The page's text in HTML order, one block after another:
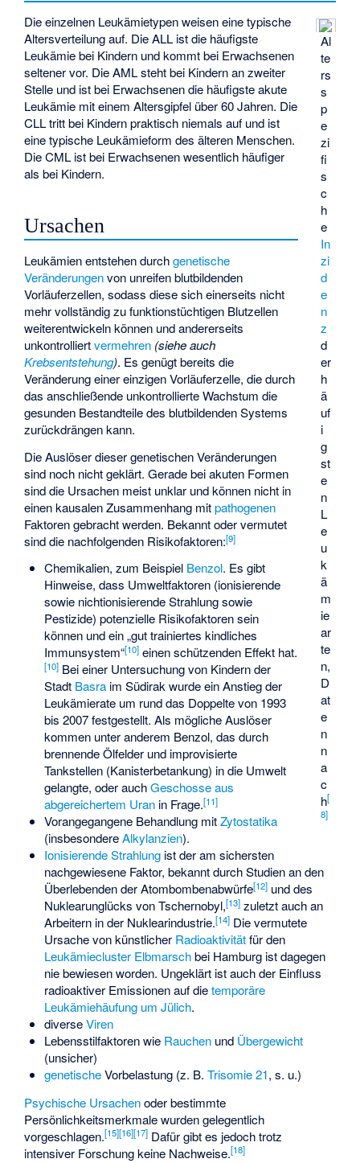
Al
te
rs
s
p
e
zi
fi
s
c
h
e
In
zi
d
e
n
z
d
er
h
ä
uf
i
g
st
e
n
L
e
u
k
ä
m
ie
ar
te
n,
D
at
e
n
n
a
c
h[
8]
Die einzelnen Leukämietypen weisen eine typische
Altersverteilung auf. Die ALL ist die häufigste
Leukämie bei Kindern und kommt bei Erwachsenen
seltener vor. Die AML steht bei Kindern an zweiter
Stelle und ist bei Erwachsenen die häufigste akute
Leukämie mit einem Altersgipfel über 60 Jahren. Die
CLL tritt bei Kindern praktisch niemals auf und ist
eine typische Leukämieform des älteren Menschen.
Die CML ist bei Erwachsenen wesentlich häufiger
als bei Kindern.
Ursachen
Leukämien entstehen durchgenetische
Veränderungenvon unreifen blutbildenden
Vorläuferzellen, sodass diese sich einerseits nicht
mehr vollständig zu funktionstüchtigen Blutzellen
weiterentwickeln können und andererseits
unkontrolliertvermehren (siehe auch
Krebsentstehung). Es genügt bereits die
Veränderung einer einzigen Vorläuferzelle, die durch
das anschließende unkontrollierte Wachstum die
gesunden Bestandteile des blutbildenden Systems
zurückdrängen kann.
Die Auslöser dieser genetischen Veränderungen
sind noch nicht geklärt. Gerade bei akuten Formen
sind die Ursachen meist unklar und können nicht in
einen kausalen Zusammenhang mitpathogenen
Faktoren gebracht werden. Bekannt oder vermutet
sind die nachfolgenden Risikofaktoren:[9]
Chemikalien, zum Beispiel Benzol. Es gibt
Hinweise, dass Umweltfaktoren (ionisierende
sowie nichtionisierende Strahlung sowie
Pestizide) potenzielle Risikofaktoren sein
können und ein „gut trainiertes kindliches
Immunsystem“[10]einen schützenden Effekt hat.
[10]Bei einer Untersuchung von Kindern der
Stadt Basraim Südirak wurde ein Anstieg der
Leukämierate um rund das Doppelte von 1993
bis 2007 festgestellt. Als mögliche Auslöser
kommen unter anderem Benzol, das durch
brennende Ölfelder und improvisierte
Tankstellen (Kanisterbetankung) in die Umwelt
gelangte, oder auchGeschosse aus
abgereichertem Uranin Frage.[11]
Vorangegangene Behandlung mitZytostatika
(insbesondereAlkylanzien).
Ionisierende Strahlungist der am sichersten
nachgewiesene Faktor, bekannt durch Studien an den
Überlebenden der Atombombenabwürfe[12]und des
Nuklearunglücks von Tschernobyl,[13]zuletzt auch an
Arbeitern in der Nuklearindustrie.[14]Die vermutete
Ursache von künstlicher Radioaktivitätfür den
Leukämiecluster Elbmarschbei Hamburg ist dagegen
nie bewiesen worden. Ungeklärt ist auch der Einfluss
radioaktiver Emissionen auf dietemporäre
Leukämiehäufung um Jülich.
diverseViren
Lebensstilfaktoren wie Rauchenund Übergewicht
(unsicher)
genetischeVorbelastung (z. B. Trisomie 21, s. u.)
Psychische Ursachenoder bestimmte
Persönlichkeitsmerkmale wurden gelegentlich
vorgeschlagen.[15][16][17] Dafür gibt es jedoch trotz
intensiver Forschung keine Nachweise.[18]